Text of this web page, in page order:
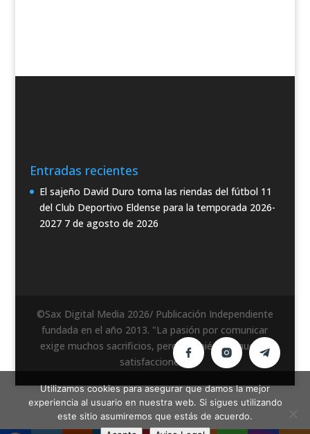
Entradas recientes
El sajeño David Duro toma las riendas del fútbol 11
del Club Deportivo Eldense para la temporada 2026-
2027 7 de agosto de 2026
©Sax Digital Media 2026/ Publicación Independiente
fundada en el año 2013. "La pasión por comunicar
exige muchos sacrificios, pero también da muchas
satisfacciones".
Utilizamos cookies para asegurar que damos la mejor
experiencia al usuario en nuestra web. Si sigues utilizando
este sitio asumiremos que estás de acuerdo.